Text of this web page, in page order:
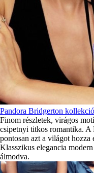
Pandora Bridgerton kollekció
Finom részletek, virágos
csipetnyi titkos romantika.
pontosan azt a világot hozza
Klasszikus elegancia
álmodva.